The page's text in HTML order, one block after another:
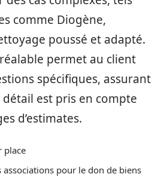
comme Diogène,
poussé et adapté.
permet au client
spécifiques, assurant
est pris en compte
d’estimates.
place
associations pour le don de biens